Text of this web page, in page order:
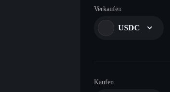
Verkaufen
USDC
Kaufen